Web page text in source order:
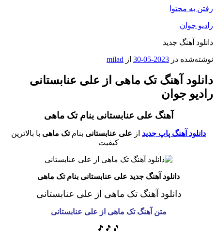
رفتن به محتوا
رادیو جوان
دانلود آهنگ جدید
نوشته‌شده در 2023-05-30 از milad
دانلود آهنگ تک ماهی از علی عنابستانی
رادیو جوان
آهنگ علی عنابستانی بنام تک ماهی
دانلود آهنگ پاپ جدید از علی عنابستانی بنامتک ماهی با بالاترین
کیفیت
دانلود آهنگ جدید علی عنابستانی بنام تک ماهی
دانلود آهنگ تک ماهی از علی عنابستانی
متن آهنگ تک ماهی از علی عنابستانی
🎵🎵🎵